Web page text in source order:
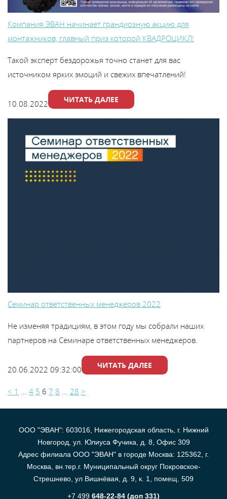
Компания ЭВАН начинает грандиозную акцию для
монтажников, главный приз которой КВАДРОЦИКЛ!
Такой эксперт бездорожья точно станет для вас
источником ярких эмоций и свежих впечатлений!
10.08.2022 ЧИТАТЬ ДАЛЕЕ
Семинар ответственных менеджеров 2022
Не изменяя традициям, в этом году мы собрали наших
партнеров на Семинаре ответственных менеджеров.
20.06.2022 09:32:00 ЧИТАТЬ ДАЛЕЕ
< 1 ... 4 5 6 7 8 ... 28 >
ООО "ЭВАН": 603016, Нижегородская область, г. Нижний
Новгород, ул. Юлиуса Фучика, д. 8, Офис 309
Адрес филиала ООО "ЭВАН" в городе Москва: 125362, г.
Москва, вн.тер.г. Муниципальный округ Покровское-
Стрешнево, ул Вишнёвая, д. 9, к. 1, помещ. 509
+7 499 648-22-84 (доп 331)